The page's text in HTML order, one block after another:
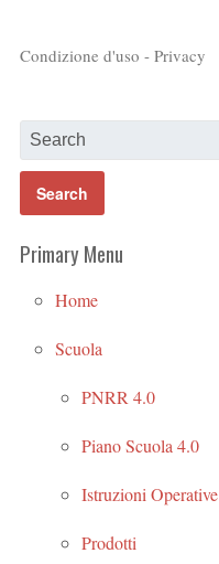
Condizione d'uso - Privacy
Primary Menu
Home
Scuola
PNRR 4.0
Piano Scuola 4.0
Istruzioni Operative
Prodotti